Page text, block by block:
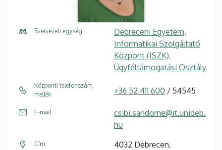
Szervezeti egység
Debreceni Egyetem,
Informatikai Szolgáltató
Központ (ISZK),
Ügyféltámogatási Osztály
Központi telefonszám,
mellék
+36 52 411 600 / 54545
E-mail
csibi.sandorne@it.unideb.
hu
Cím
4032 Debrecen,